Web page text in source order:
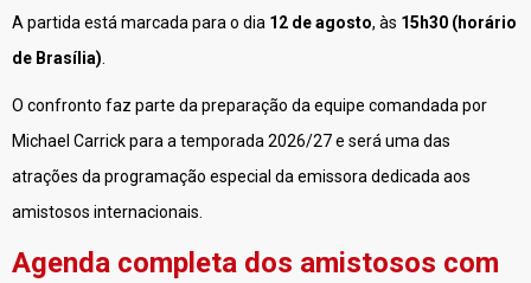
A partida está marcada para o dia 12 de agosto, às 15h30 (horário
de Brasília)
O confronto faz parte da preparação da equipe comandada por
Michael Carrick para a temporada 2026/27 e será uma das
atrações da programação especial da emissora dedicada aos
amistosos internacionais.
Agenda completa dos amistosos com